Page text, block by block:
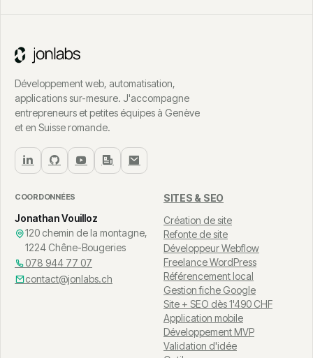
Développement web, automatisation,
applications sur-mesure. J'accompagne
entrepreneurs et petites équipes à Genève
et en Suisse romande.
COORDONNÉES
Jonathan Vouilloz
120 chemin de la montagne,
1224 Chêne-Bougeries
078 944 77 07
contact@jonlabs.ch
SITES & SEO
Création de site
Refonte de site
Développeur Webflow
Freelance WordPress
Référencement local
Gestion fiche Google
Site + SEO dès 1'490 CHF
Application mobile
Développement MVP
Validation d'idée